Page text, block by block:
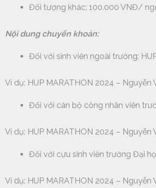
Đối tượng khác: 100.000 VNĐ/
Nội dung chuyển khoản:
Đối với sinh viên ngoài trường:
Ví dụ: HUP MARATHON 2024 – Nguyễn
Đối với cán bộ công nhân viên
Ví dụ: HUP MARATHON 2024 – Nguyễn
Đối với cựu sinh viên trường Đại
Ví dụ: HUP MARATHON 2024 – Nguyễn